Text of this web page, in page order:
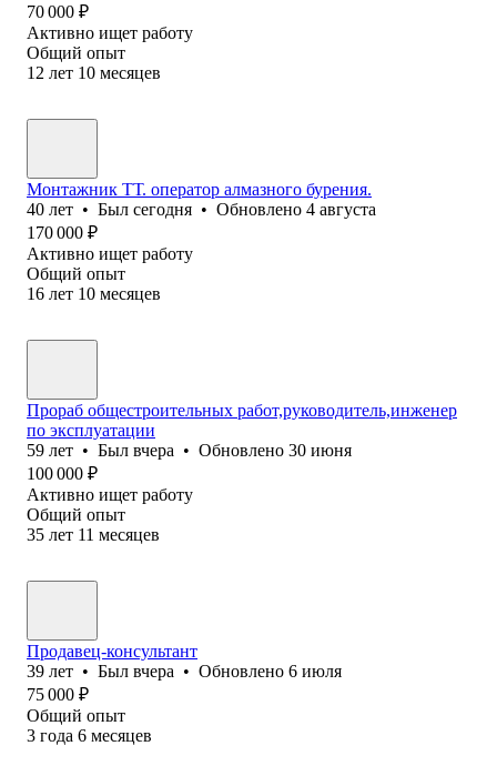
70 000 ₽
Активно ищет работу
Общий опыт
12 лет 10 месяцев
Монтажник ТТ. оператор алмазного бурения.
40 лет • Был сегодня • Обновлено 4 августа
170 000 ₽
Активно ищет работу
Общий опыт
16 лет 10 месяцев
Прораб общестроительных работ,руководитель,инженер
по эксплуатации
59 лет • Был вчера • Обновлено 30 июня
100 000 ₽
Активно ищет работу
Общий опыт
35 лет 11 месяцев
Продавец-консультант
39 лет • Был вчера • Обновлено 6 июля
75 000 ₽
Общий опыт
3 года 6 месяцев